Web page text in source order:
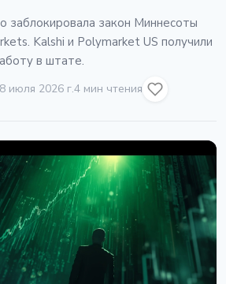
закон Миннесоты
Kalshi и Polymarket US получили
в штате.
июля 2026 г.4 мин чтения